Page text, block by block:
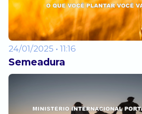
24/01/2025 • 11:16
Semeadura